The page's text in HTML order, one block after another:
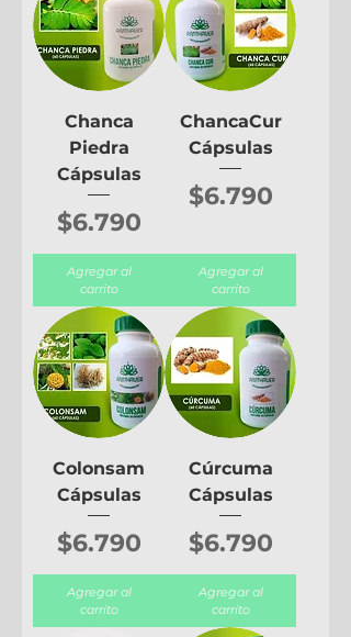
Chanca
Piedra
Cápsulas
Precio
$6.790
Agregar al
carrito
ChancaCur
Cápsulas
Precio
$6.790
Agregar al
carrito
Colonsam
Cápsulas
Precio
$6.790
Agregar al
carrito
Cúrcuma
Cápsulas
Precio
$6.790
Agregar al
carrito